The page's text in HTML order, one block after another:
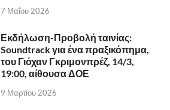
7 Μαΐου 2026
Εκδήλωση-Προβολή ταινίας:
Soundtrack για ένα πραξικόπημα,
του Γιόχαν Γκριμονπρέζ, 14/3,
19:00, αίθουσα ΔΟΕ
9 Μαρτίου 2026